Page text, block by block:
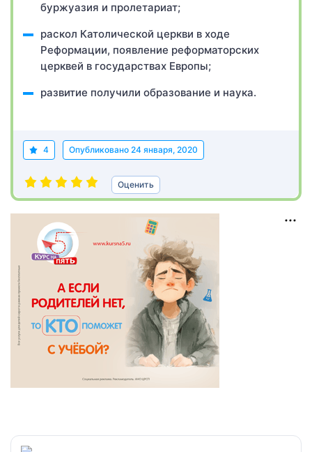
буржуазия и пролетариат;
раскол Католической церкви в ходе
Реформации, появление реформаторских
церквей в государствах Европы;
развитие получили образование и наука.
4 Опубликовано 24 января, 2020
Оценить